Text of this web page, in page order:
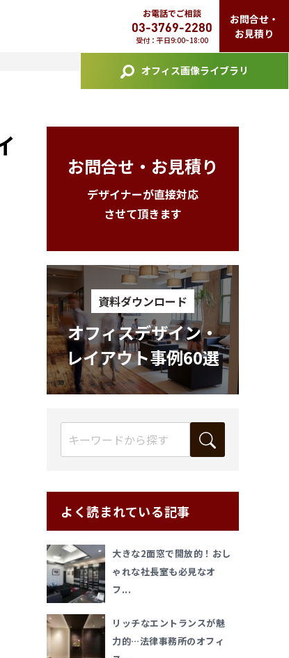
お電話でご相談
03-3769-2280
受付：平日9:00~18:00
お問合せ・
お見積り
オフィス画像ライブラリ
お問合せ・お見積り
デザイナーが直接対応
させて頂きます
資料ダウンロード
オフィスデザイン・
レイアウト事例60選
よく読まれている記事
大きな2面窓で開放的！おし
ゃれな社長室も必見なオ
フ...
リッチなエントランスが魅
力的…法律事務所のオフィ